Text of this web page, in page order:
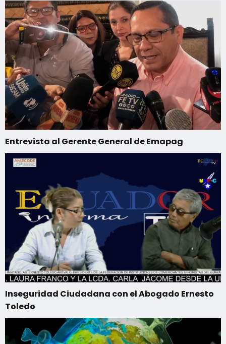
Entrevista al Gerente General de Emapag
Inseguridad Ciudadana con el Abogado Ernesto
Toledo